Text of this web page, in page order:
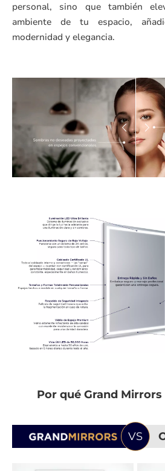
personal, sino que también
ambiente de tu espacio,
modernidad y elegancia.
Por qué Grand
VS